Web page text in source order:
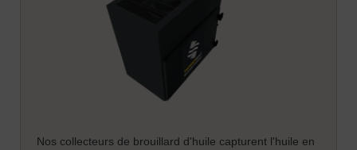
Nos collecteurs de brouillard d'huile capturent l'huile en